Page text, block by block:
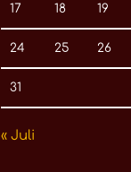
17 18 19
24 25 26
31
« Juli